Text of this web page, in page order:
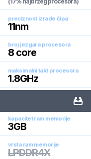
preciznost izrade čipa
11nm
broj jezgara procesora
8 core
maksimalni takt procesora
1.8GHz
kapacitet ram memorije
3GB
vrsta ram memorije
LPDDR4X